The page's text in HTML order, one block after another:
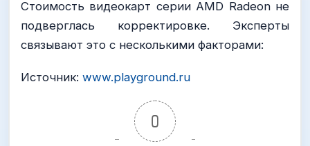
Стоимость видеокарт серии AMD Radeon не
подверглась корректировке. Эксперты
связывают это с несколькими факторами:
Источник: www.playground.ru
0